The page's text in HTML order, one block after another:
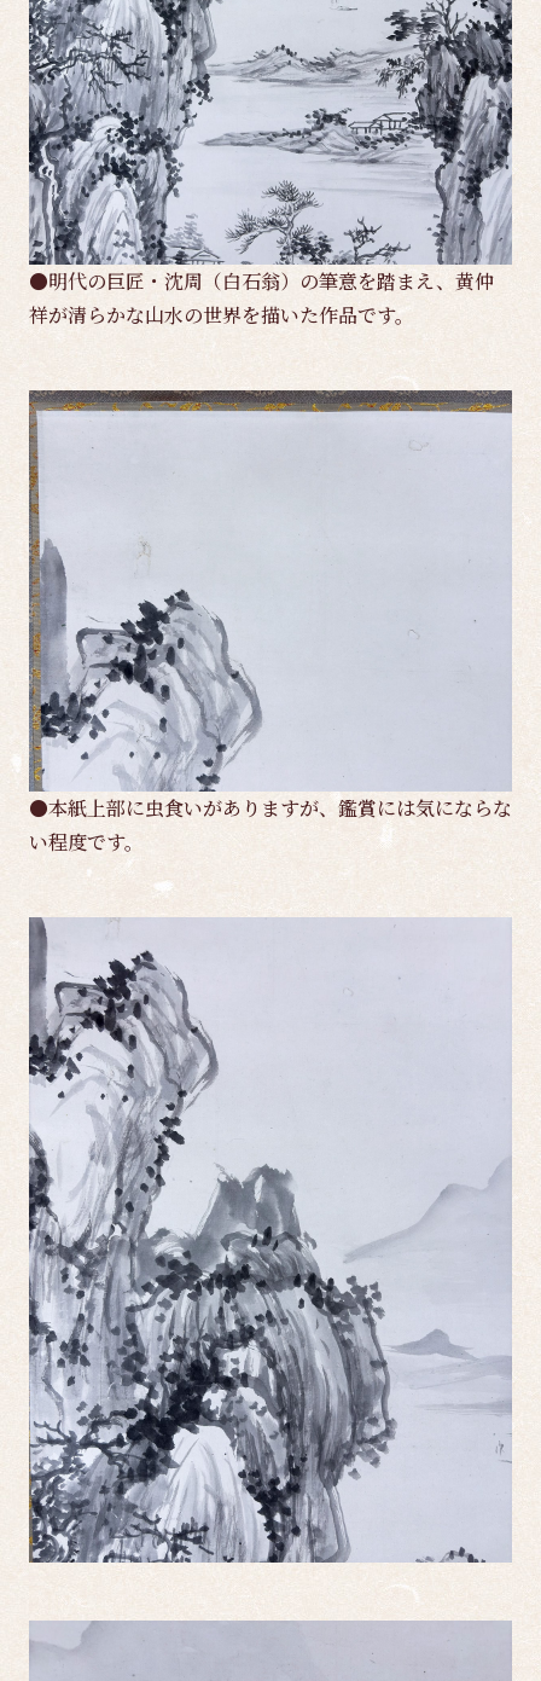
●明代の巨匠・沈周（白石翁）の筆意を踏まえ、黄仲
祥が清らかな山水の世界を描いた作品です。
●本紙上部に虫食いがありますが、鑑賞には気にならな
い程度です。